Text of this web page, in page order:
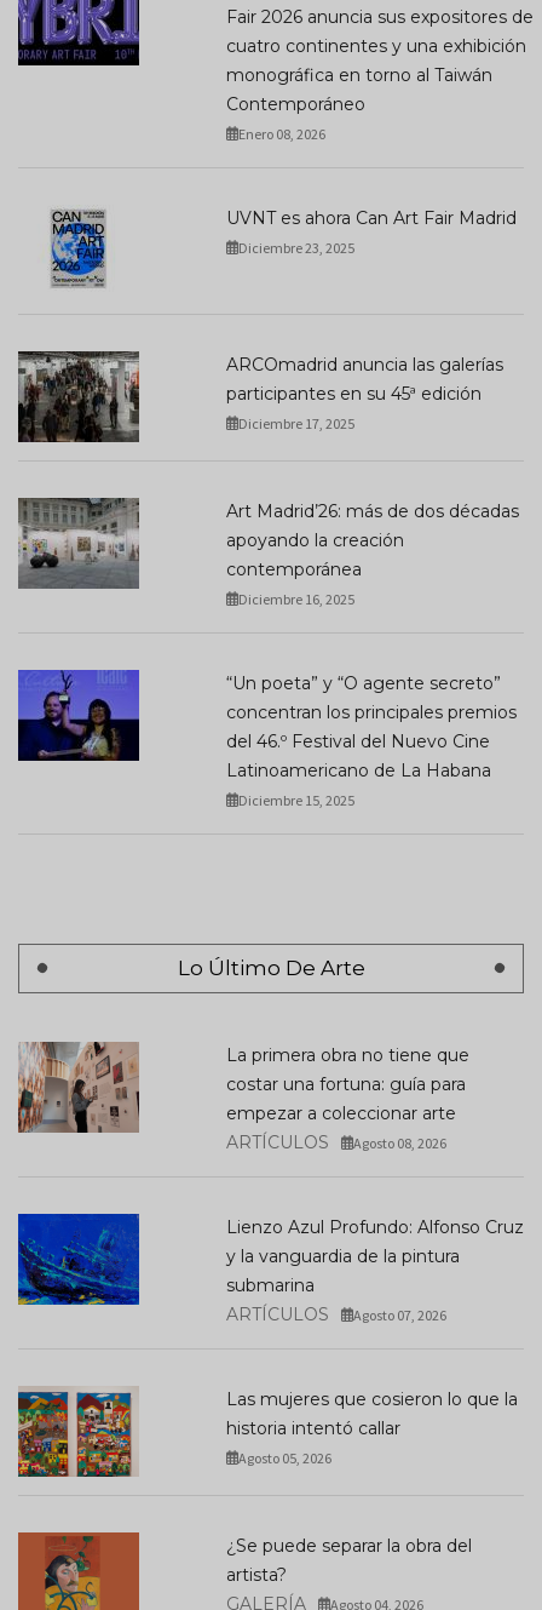
Fair 2026 anuncia sus expositores de
cuatro continentes y una exhibición
monográfica en torno al Taiwán
Contemporáneo
Enero 08, 2026
UVNT es ahora Can Art Fair Madrid
Diciembre 23, 2025
ARCOmadrid anuncia las galerías
participantes en su 45ª edición
Diciembre 17, 2025
Art Madrid’26: más de dos décadas
apoyando la creación
contemporánea
Diciembre 16, 2025
“Un poeta” y “O agente secreto”
concentran los principales premios
del 46.º Festival del Nuevo Cine
Latinoamericano de La Habana
Diciembre 15, 2025
Lo Último De Arte
La primera obra no tiene que
costar una fortuna: guía para
empezar a coleccionar arte
ARTÍCULOS
Agosto 08, 2026
Lienzo Azul Profundo: Alfonso Cruz
y la vanguardia de la pintura
submarina
ARTÍCULOS
Agosto 07, 2026
Las mujeres que cosieron lo que la
historia intentó callar
Agosto 05, 2026
¿Se puede separar la obra del
artista?
GALERÍA
Agosto 04, 2026